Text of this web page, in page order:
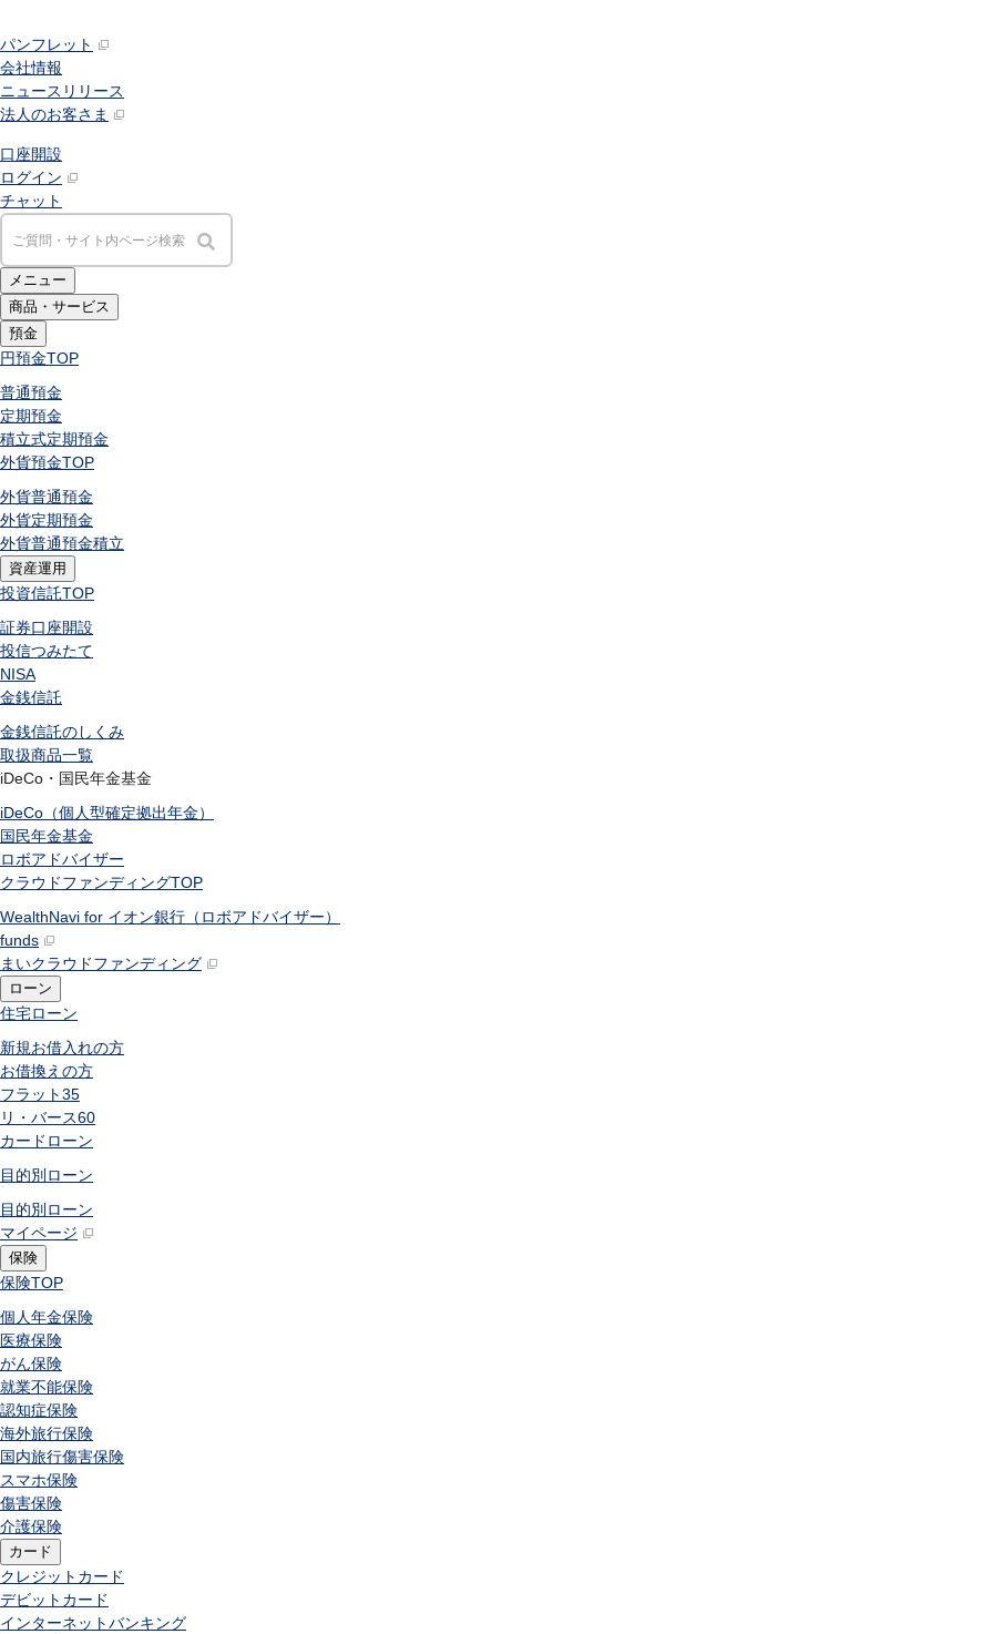
パンフレット
会社情報
ニュースリリース
法人のお客さま
口座開設
ログイン
チャット
メニュー
商品・サービス
預金
円預金TOP
普通預金
定期預金
積立式定期預金
外貨預金TOP
外貨普通預金
外貨定期預金
外貨普通預金積立
資産運用
投資信託TOP
証券口座開設
投信つみたて
NISA
金銭信託
金銭信託のしくみ
取扱商品一覧
iDeCo・国民年金基金
iDeCo（個人型確定拠出年金）
国民年金基金
ロボアドバイザー
クラウドファンディングTOP
WealthNavi for イオン銀行（ロボアドバイザー）
funds
まいクラウドファンディング
ローン
住宅ローン
新規お借入れの方
お借換えの方
フラット35
リ・バース60
カードローン
目的別ローン
目的別ローン
マイページ
保険
保険TOP
個人年金保険
医療保険
がん保険
就業不能保険
認知症保険
海外旅行保険
国内旅行傷害保険
スマホ保険
傷害保険
介護保険
カード
クレジットカード
デビットカード
インターネットバンキング